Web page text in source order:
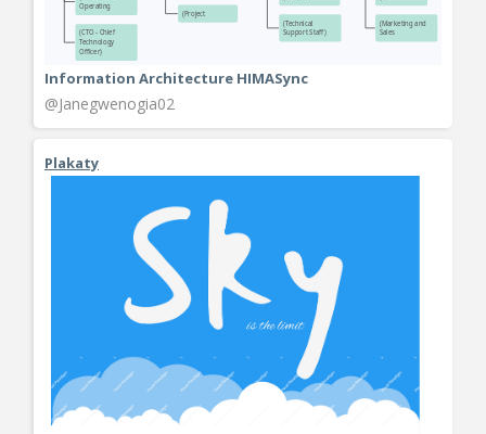
Information Architecture HIMASync
@Janegwenogia02
Plakaty